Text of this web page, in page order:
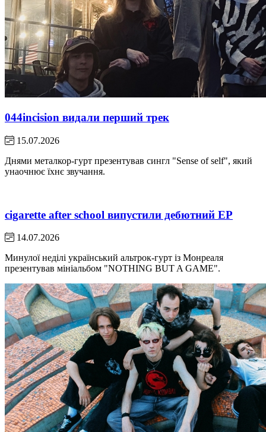
044incision видали перший трек
15.07.2026
Днями металкор-гурт презентував сингл "Sense of self", який
унаочнює їхнє звучання.
cigarette after school випустили дебютний EP
14.07.2026
Минулої неділі український альтрок-гурт із Монреаля
презентував мініальбом "NOTHING BUT A GAME".